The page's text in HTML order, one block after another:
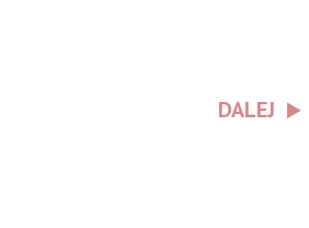
DALEJ